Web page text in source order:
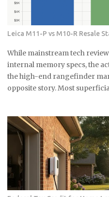
기를 유발할 수 있어서 건강에도
진짜 이유 식초의 산성 성분이 곰
도로 낮아서 곰팡이가 살기 어려
는 자연 재료라 독한 화학물질 걱
거제들 성분표 보면 솔직히 무서
질이 들어있는데, 환기가 잘 안 되
아요. 식초는 냄새는 좀 나지만 금
준비하세요 15분이면 끝나는 식
에 식초를 충분히 뿌려주세요. 아
예요. 그리고 15분 정도 기다리
요. 시간이 지나면 칫솔로 살살 문
요 없어요. 식초가 이미 곰팡이를
질러도...
Leica M11-P vs M10-R Resale
While mainstream tech
internal memory specs, the
the high-end rangefinder
opposite story. Most
Leica M11-P has recently
that defies standard
months of this year, we have
decoupling where the M11-P
thinning while the legacy
blue-chip commodity. This
but a fundamental shift in